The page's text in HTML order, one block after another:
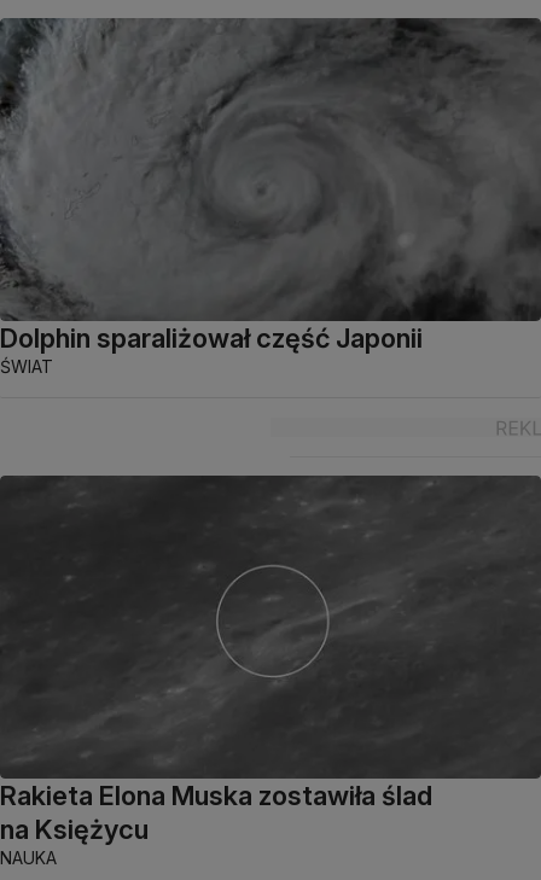
Dolphin sparaliżował część Japonii
ŚWIAT
Rakieta Elona Muska zostawiła ślad
na Księżycu
NAUKA